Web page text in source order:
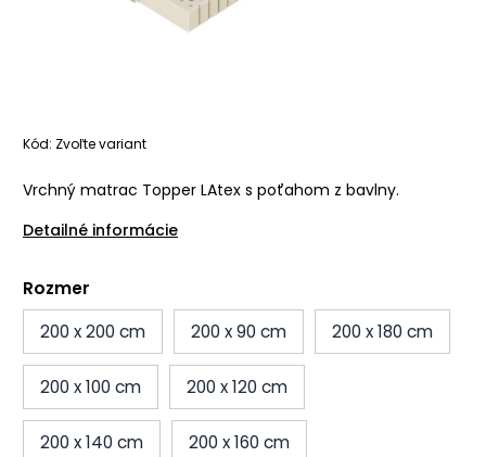
Kód: Zvoľte variant
Vrchný matrac Topper LAtex s poťahom z bavlny.
Detailné informácie
Rozmer
200 x 200 cm
200 x 90 cm 200 x 180 cm
200 x 100 cm 200 x 120 cm
200 x 140 cm 200 x 160 cm